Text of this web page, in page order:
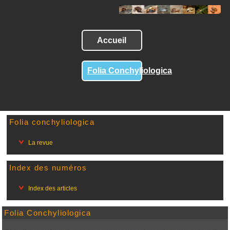
Accueil
Folia Conchyliologica
Folia conchyliologica
La revue
Index des numéros
Index des articles
Folia Conchyliologica